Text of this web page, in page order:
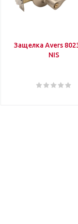
Защелка Avers
NIS